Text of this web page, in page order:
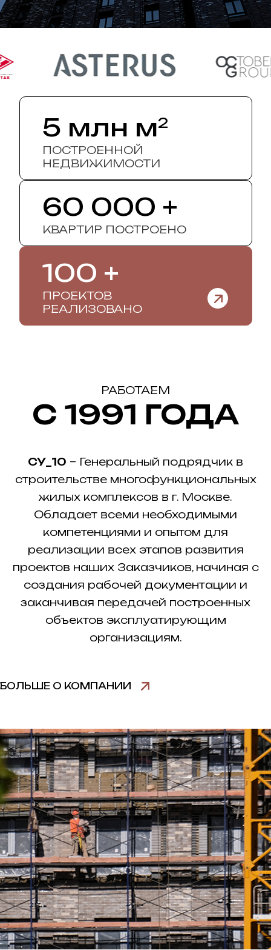
5 млн м2
ПОСТРОЕННОЙ
НЕДВИЖИМОСТИ
60 000 +
КВАРТИР ПОСТРОЕНО
100 +
ПРОЕКТОВ
РЕАЛИЗОВАНО
РАБОТАЕМ
С 1991 ГОДА
БОЛЬШЕ О КОМПАНИИ
СУ_10 – Генеральный подрядчик в
строительстве многофункциональных
жилых комплексов в г. Москве.
Обладает всеми необходимыми
компетенциями и опытом для
реализации всех этапов развития
проектов наших Заказчиков, начиная с
создания рабочей документации и
заканчивая передачей построенных
объектов эксплуатирующим
организациям.